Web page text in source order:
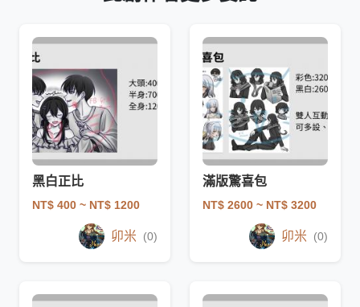
黑白正比
NT$ 400 ~ NT$ 1200
卯米 (0)
滿版驚喜包
NT$ 2600 ~ NT$ 3200
卯米 (0)